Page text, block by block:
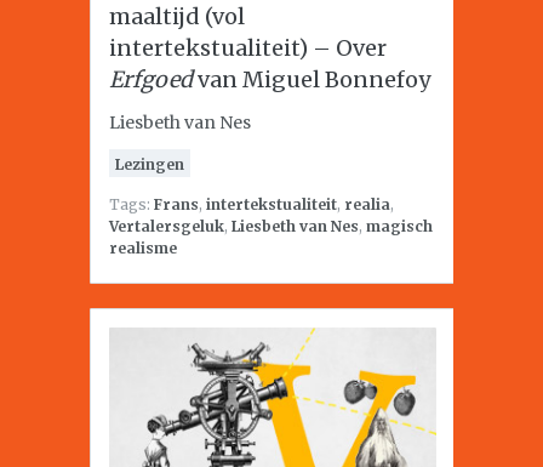
maaltijd (vol
intertekstualiteit) – Over
Erfgoedvan Miguel Bonnefoy
Liesbeth van Nes
Lezingen
Tags: Frans, intertekstualiteit, realia,
Vertalersgeluk, Liesbeth van Nes, magisch
realisme